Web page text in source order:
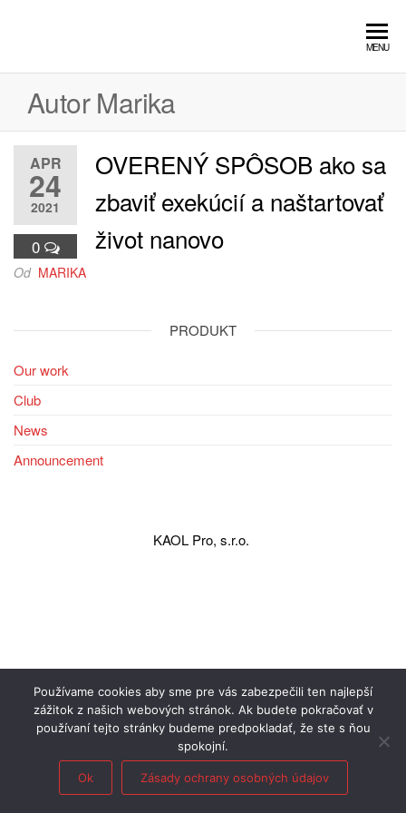
bankrot
MENU
AutorMarika
APR
24
2021
0
OVERENÝ SPÔSOB ako sa
zbaviť exekúcií a naštartovať
život nanovo
Od MARIKA
PRODUKT
Our work
Club
News
Announcement
KAOL Pro, s.r.o.
Používame cookies aby sme pre vás zabezpečili ten najlepší
zážitok z našich webových stránok. Ak budete pokračovať v
používaní tejto stránky budeme predpokladať, že ste s ňou
spokojní.
Ok Zásady ochrany osobných údajov